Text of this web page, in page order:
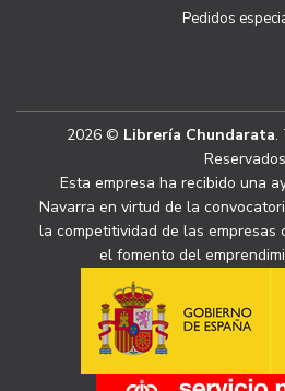
Pedidos
2026 © Librería Chundarata.
Reservados
Esta empresa ha recibido una
Navarra en virtud de la
la competitividad de las empresas
el fomento del